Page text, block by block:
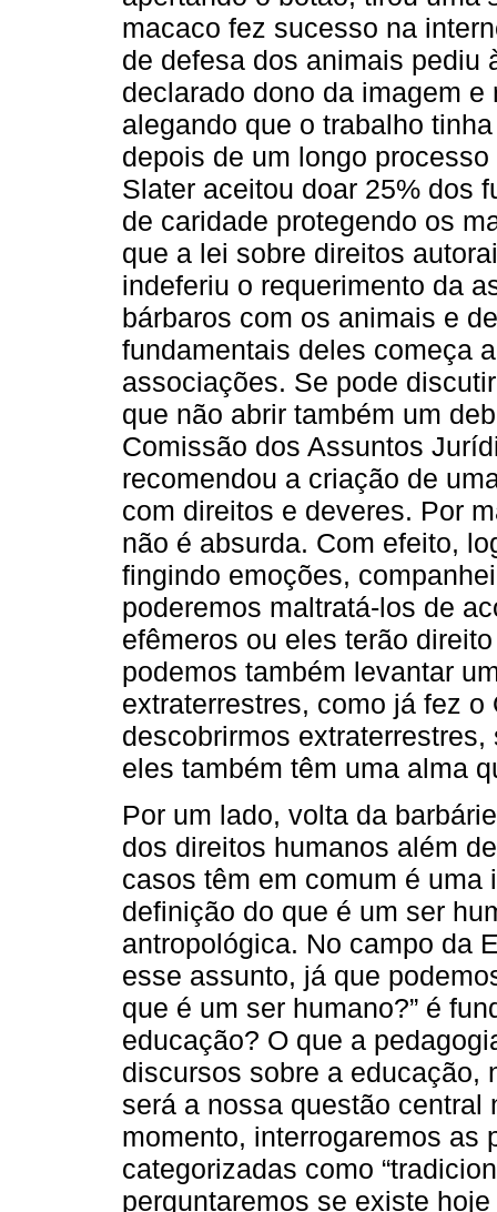
macaco fez sucesso na
de defesa dos animais pediu
declarado dono da imagem
alegando que o trabalho
depois de um longo
Slater aceitou doar 25% dos
de caridade protegendo os
que a lei sobre direitos
indeferiu o requerimento da
bárbaros com os animais e
fundamentais deles começa
associações. Se pode
que não abrir também um
Comissão dos Assuntos
recomendou a criação de
com direitos e deveres. Por
não é absurda. Com efeito,
fingindo emoções,
poderemos maltratá-los de
efêmeros ou eles terão
podemos também levantar
extraterrestres, como já fez
descobrirmos
eles também têm uma alma
Por um lado, volta da
dos direitos humanos além
casos têm em comum é
definição do que é um ser
antropológica. No campo da
esse assunto, já que
que é um ser humano?” é
educação? O que a
discursos sobre a educação,
será a nossa questão central
momento, interrogaremos as
categorizadas como
perguntaremos se existe